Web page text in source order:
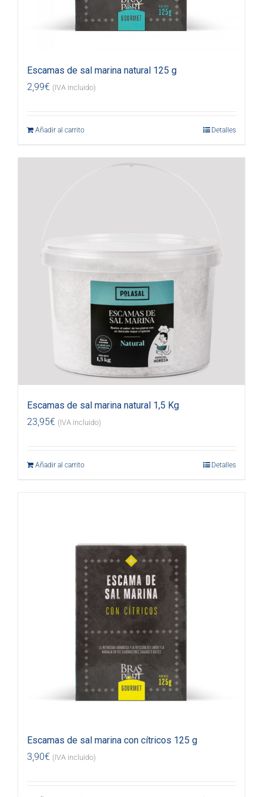
Escamas de sal marina natural 125 g
2,99€ (IVA incluido)
Añadir al carrito Detalles
Escamas de sal marina natural 1,5 Kg
23,95€ (IVA incluido)
Añadir al carrito Detalles
Escamas de sal marina con cítricos 125 g
3,90€ (IVA incluido)